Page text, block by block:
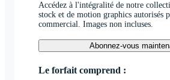
Accédez à l'intégralité de notre
stock et de motion graphics autorisés
commercial. Images non incluses.
Abonnez-vous
Le forfait comprend :